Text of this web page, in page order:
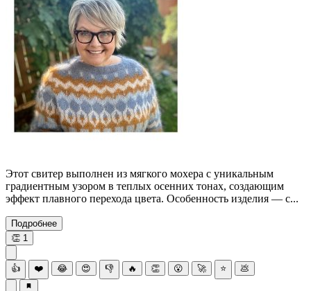
Этот свитер выполнен из мягкого мохера с уникальным
градиентным узором в теплых осенних тонах, создающим
эффект плавного перехода цвета. Особенность изделия — с...
Подробнее
👏 1
👍 ❤️ 😂 😍 👎 🔥 👏 😮 🚀 ⭐ 💩